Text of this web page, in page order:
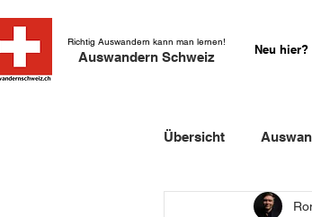
Richtig Auswandern kann man lernen!
Auswandern Schweiz Neu hier?
Übersicht
Einbürgerung